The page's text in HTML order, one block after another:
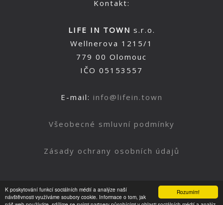
Rozumím!
K poskytování funkcí sociálních médií a analýze naší
návštěvnosti využíváme soubory cookie. Informace o tom, jak
Kontakt:
LIFE IN TOWN s.r.o.
Wellnerova 1215/1
779 00 Olomouc
IČO 05153557
E-mail: info@lifein.town
Všeobecné smluvní podmínky
Zásady ochrany osobních údajů
Nahoru